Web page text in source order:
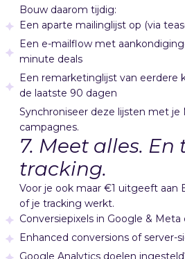
Bouw daarom tijdig:
Een aparte mailinglijst op (via
Een e-mailflow met
minute deals
Een remarketinglijst van eerdere
de laatste 90 dagen
Synchroniseer deze lijsten met je
campagnes.
7. Meet alles. En
tracking.
Voor je ook maar €1 uitgeeft aan
of je tracking werkt.
Conversiepixels in Google &
Enhanced conversions of server-
Google Analytics doelen